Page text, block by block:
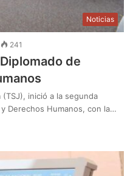
Noticias
241
de
inició a la segunda
Derechos Humanos, con la…